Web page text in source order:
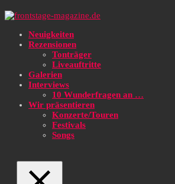
Neuigkeiten
Rezensionen
Tonträger
Liveauftritte
Galerien
Interviews
10 Wunderfragen an …
Wir präsentieren
Konzerte/Touren
Festivals
Songs